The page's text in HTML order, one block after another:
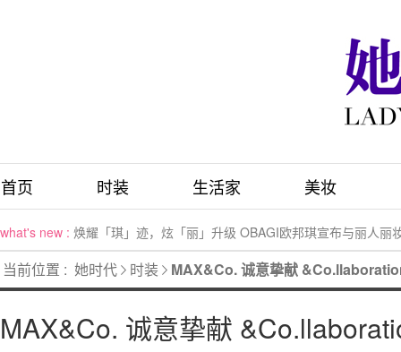
首页 时装 生活家 美妆
what's new : 焕耀「琪」迹，炫「丽」升级 OBAGI欧邦琪宣布与丽人丽
what's new : 《Gucci Prospettive》第二卷：ANCORA MILANO
what's new : 促胶原 真抗老 Elizabeth Arden伊丽莎白雅顿粉胶面霜重磅
what's new : Rituals怡式推出龙年全球限量 龙寓系列
what's new : OBAGI欧邦琪重磅举行专业渠道西北上市会 拓展中国市场
当前位置 : 她时代 时装 MAX&Co. 诚意挚献
MAX&Co. 诚意挚献